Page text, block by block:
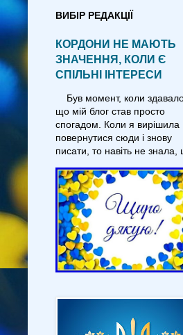
ВИБІР РЕДАКЦІЇ
КОРДОНИ НЕ МАЮТЬ
ЗНАЧЕННЯ, КОЛИ Є
СПІЛЬНІ ІНТЕРЕСИ
Був момент, коли
що мій блог став просто
спогадом. Коли я вирішила
повернутися сюди і знову
писати, то навіть не знала,